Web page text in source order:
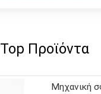
Top Προϊόντα
Μηχανική